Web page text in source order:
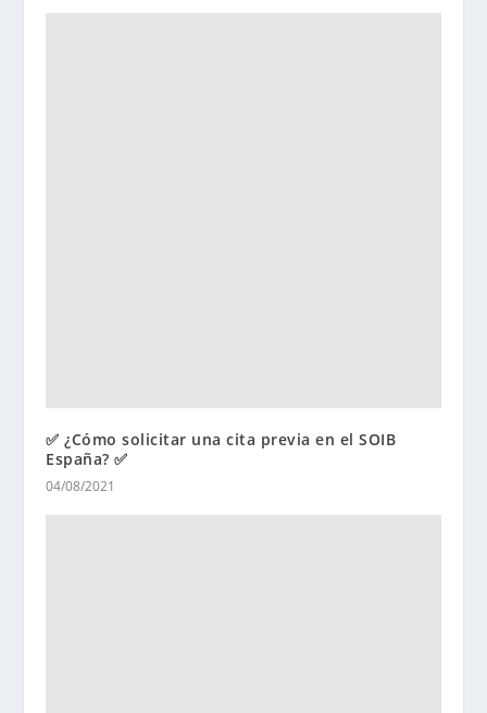
✅ ¿Cómo solicitar una cita previa en el SOIB
España? ✅
04/08/2021